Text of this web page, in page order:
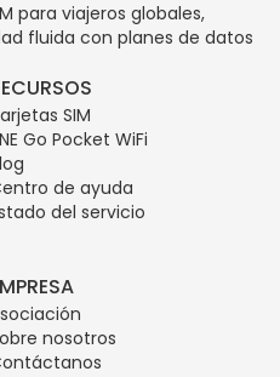
para viajeros globales,
fluida con planes de datos
SIM
Go Pocket WiFi
de ayuda
del servicio
nosotros